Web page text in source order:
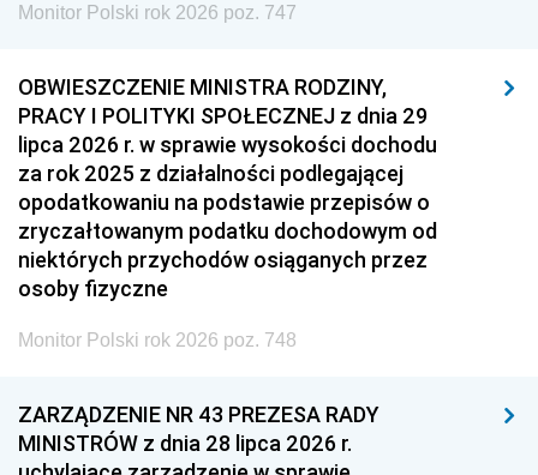
Monitor Polski rok 2026 poz. 747
OBWIESZCZENIE MINISTRA RODZINY,
PRACY I POLITYKI SPOŁECZNEJ z dnia 29
lipca 2026 r. w sprawie wysokości dochodu
za rok 2025 z działalności podlegającej
opodatkowaniu na podstawie przepisów o
zryczałtowanym podatku dochodowym od
niektórych przychodów osiąganych przez
osoby fizyczne
Monitor Polski rok 2026 poz. 748
ZARZĄDZENIE NR 43 PREZESA RADY
MINISTRÓW z dnia 28 lipca 2026 r.